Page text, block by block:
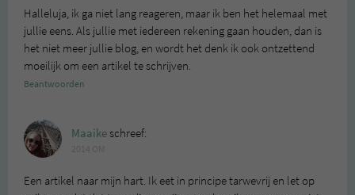
Halleluja, ik ga niet lang reageren, maar ik ben het helemaal met
jullie eens. Als jullie met iedereen rekening gaan houden, dan is
het niet meer jullie blog, en wordt het denk ik ook ontzettend
moeilijk om een artikel te schrijven.
Beantwoorden
Maaikeschreef:
Een artikel naar mijn hart. Ik eet in principe tarwevrij en let op